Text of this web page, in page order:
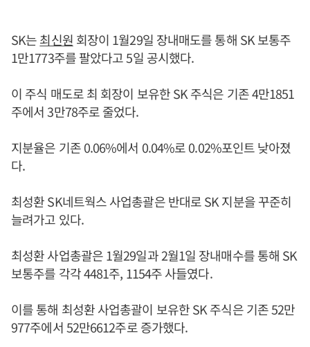
SK는최신원 회장이 1월29일 장내매도를 통해 SK 보통주
1만1773주를 팔았다고 5일 공시했다.
이 주식 매도로 최 회장이 보유한 SK 주식은 기존 4만1851
주에서 3만78주로 줄었다.
지분율은 기존 0.06%에서 0.04%로 0.02%포인트 낮아졌
다.
최성환 SK네트웍스 사업총괄은 반대로 SK 지분을 꾸준히
늘려가고 있다.
최성환 사업총괄은 1월29일과 2월1일 장내매수를 통해 SK
보통주를 각각 4481주, 1154주 사들였다.
이를 통해 최성환 사업총괄이 보유한 SK 주식은 기존 52만
977주에서 52만6612주로 증가했다.